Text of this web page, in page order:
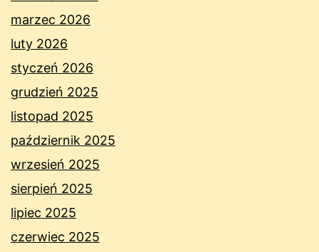
marzec 2026
luty 2026
styczeń 2026
grudzień 2025
listopad 2025
październik 2025
wrzesień 2025
sierpień 2025
lipiec 2025
czerwiec 2025